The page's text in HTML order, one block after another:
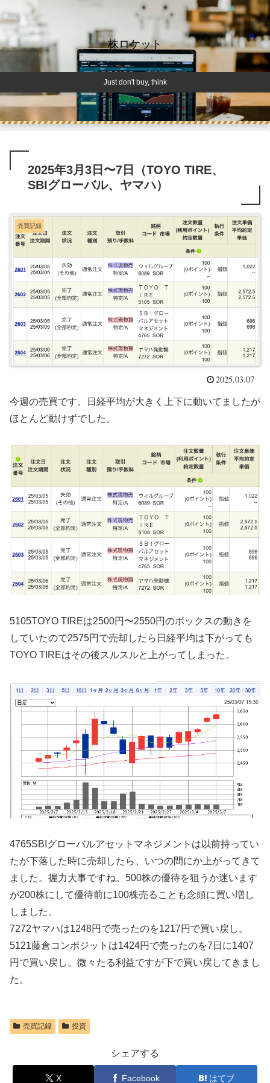
株ロケット
Just don't buy, think
2025年3月3日〜7日（TOYO TIRE、
SBIグローバル、ヤマハ）
売買記録
2025.03.07
今週の売買です。日経平均が大きく上下に動いてましたが
ほとんど動けずでした。
5105TOYO TIREは2500円〜2550円のボックスの動きを
していたので2575円で売却したら日経平均は下がっても
TOYO TIREはその後スルスルと上がってしまった。
4765SBIグローバルアセットマネジメントは以前持ってい
たが下落した時に売却したら、いつの間にか上がってきて
ました。握力大事ですね。500株の優待を狙うか迷います
が200株にして優待前に100株売ることも念頭に買い増し
しました。
7272ヤマハは1248円で売ったのを1217円で買い戻し。
5121藤倉コンポジットは1424円で売ったのを7日に1407
円で買い戻し。微々たる利益ですが下で買い戻してきまし
た。
売買記録 投資
シェアする
X Facebook はてブ